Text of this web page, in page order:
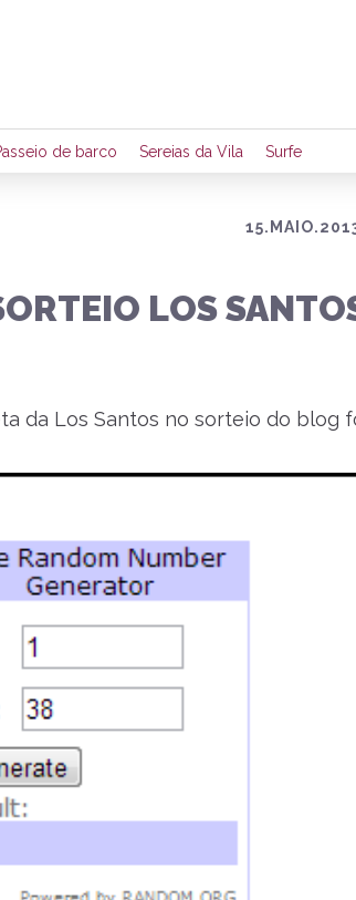
Preencha seus dados para
de eventos e notícias da região.
de barco Sereias da Vila Surfe
LOS
da Los Santos no sorteio do blog